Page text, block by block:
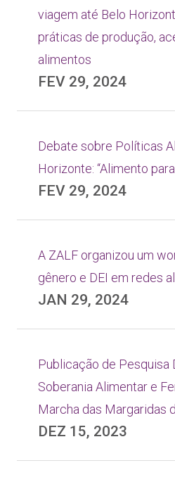
viagem até Belo
práticas de produção,
alimentos
FEV 29, 2024
Debate sobre Políticas
Horizonte: “Alimento
FEV 29, 2024
A ZALF organizou um
gênero e DEI em redes
JAN 29, 2024
Publicação de Pesquisa
Soberania Alimentar e
Marcha das Margaridas
DEZ 15, 2023